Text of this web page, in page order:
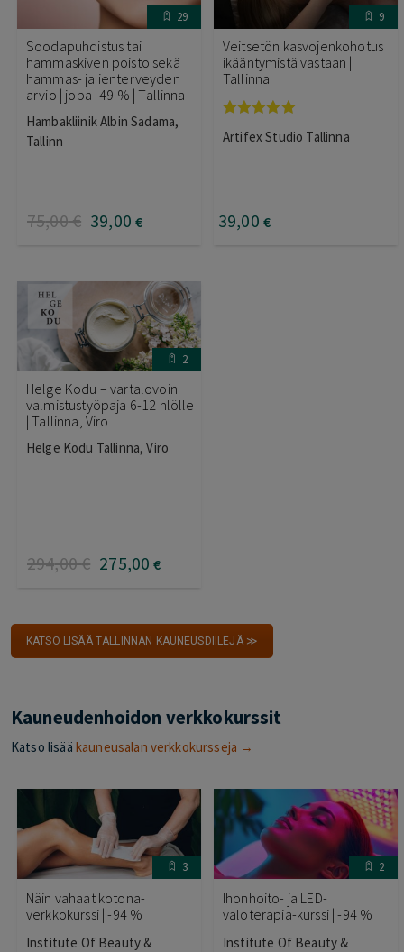
29
Soodapuhdistus tai
hammaskiven poisto sekä
hammas- ja ienterveyden
arvio | jopa -49 % | Tallinna
Hambakliinik Albin Sadama,
Tallinn
75,00€ 39,00 €
9
Veitsetön kasvojenkohotus
ikääntymistä vastaan |
Tallinna
tuotteesta:
Artifex Studio Tallinna
39,00 €
2
Helge Kodu – vartalovoin
valmistustyöpaja 6-12 hlölle
| Tallinna, Viro
Helge Kodu Tallinna, Viro
294,00€ 275,00 €
KATSO LISÄÄ TALLINNAN KAUNEUSDIILEJÄ ≫
Kauneudenhoidon verkkokurssit
Katso lisää kauneusalan verkkokursseja →
3
Näin vahaat kotona-
verkkokurssi | -94 %
Institute Of Beauty &
2
Ihonhoito- ja LED-
valoterapia-kurssi | -94 %
Institute Of Beauty &